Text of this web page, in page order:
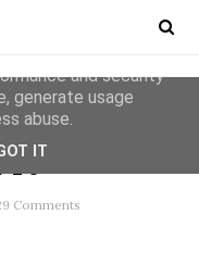
Comments
to deliver its services
and security
generate usage
abuse.
IT